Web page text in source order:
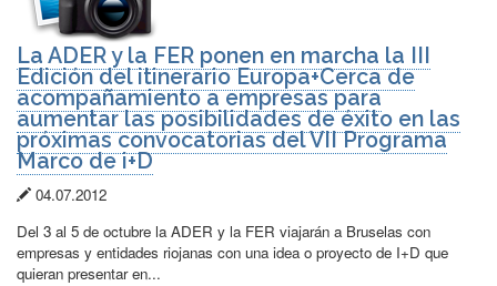
La ADER y la FER ponen en marcha la III
Edición del itinerario Europa+Cerca de
acompañamiento a empresas para
aumentar las posibilidades de éxito en las
próximas convocatorias del VII Programa
Marco de i+D
Fecha
de
publicación:
04.07.2012
Del 3 al 5 de octubre la ADER y la FER viajarán a Bruselas con
empresas y entidades riojanas con una idea o proyecto de I+D que
quieran presentar en...